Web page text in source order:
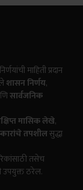
माहिती प्रदान
शासन निर्णय,
सार्वजनिक
मासिक लेखे,
तपशीलसुद्धा
तसेच
उपयुक्त ठरेल.